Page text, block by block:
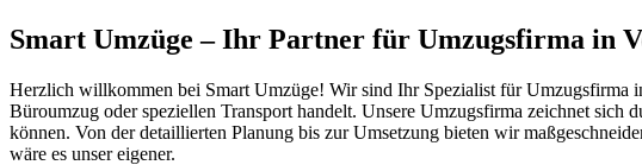
Smart Umzüge – Ihr Partner für Umzugsfirma in
Herzlich willkommen bei Smart Umzüge! Wir sind Ihr Spezialist für Umzugsfirma
Büroumzug oder speziellen Transport handelt. Unsere Umzugsfirma zeichnet sich
können. Von der detaillierten Planung bis zur Umsetzung bieten wir
wäre es unser eigener.